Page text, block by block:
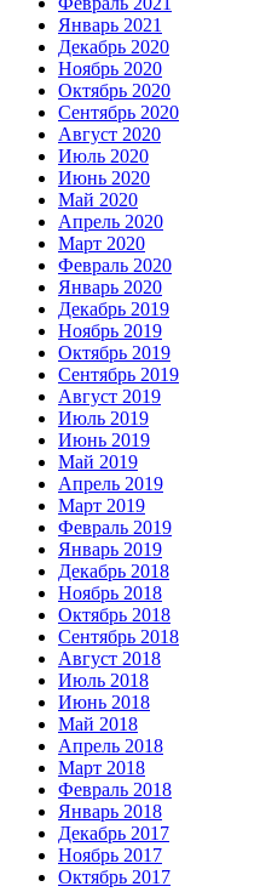
Январь 2021
Декабрь 2020
Ноябрь 2020
Октябрь 2020
Сентябрь 2020
Август 2020
Июль 2020
Июнь 2020
Май 2020
Апрель 2020
Март 2020
Февраль 2020
Январь 2020
Декабрь 2019
Ноябрь 2019
Октябрь 2019
Сентябрь 2019
Август 2019
Июль 2019
Июнь 2019
Май 2019
Апрель 2019
Март 2019
Февраль 2019
Январь 2019
Декабрь 2018
Ноябрь 2018
Октябрь 2018
Сентябрь 2018
Август 2018
Июль 2018
Июнь 2018
Май 2018
Апрель 2018
Март 2018
Февраль 2018
Январь 2018
Декабрь 2017
Ноябрь 2017
Октябрь 2017